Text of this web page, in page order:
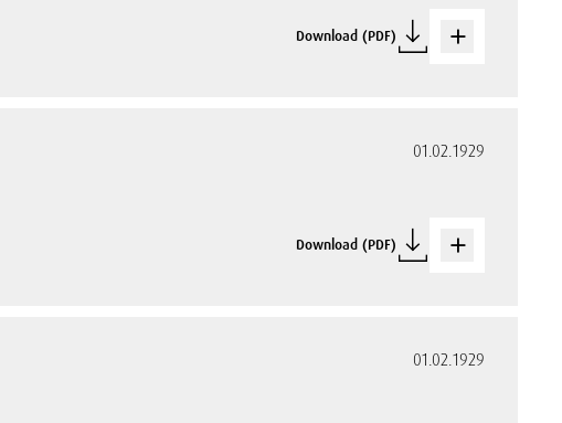
Download (PDF)
01.02.1929
Download (PDF)
01.02.1929